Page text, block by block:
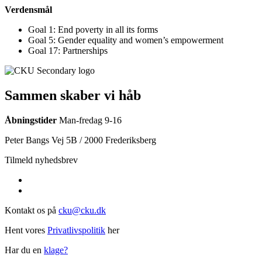
Verdensmål
Goal 1: End poverty in all its forms
Goal 5: Gender equality and women’s empowerment
Goal 17: Partnerships
Sammen skaber vi håb
Åbningstider Man-fredag 9-16
Peter Bangs Vej 5B / 2000 Frederiksberg
Tilmeld nyhedsbrev
Kontakt os på cku@cku.dk
Hent vores Privatlivspolitik her
Har du en klage?